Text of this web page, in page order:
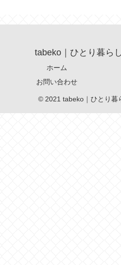
tabeko｜ひとり暮ら
ホーム
お問い合わせ
© 2021 tabeko｜ひとり暮